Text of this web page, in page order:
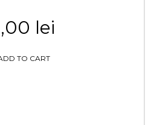
lei
TO CART